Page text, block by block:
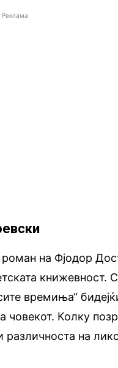
Реклама
на Фјодор
книжевност.
времиња“
Колку
на